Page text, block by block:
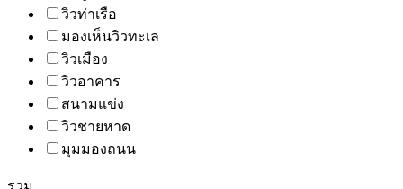
วิวท่าเรือ
มองเห็นวิวทะเล
วิวเมือง
วิวอาคาร
สนามแข่ง
วิวชายหาด
มุมมองถนน
รวม